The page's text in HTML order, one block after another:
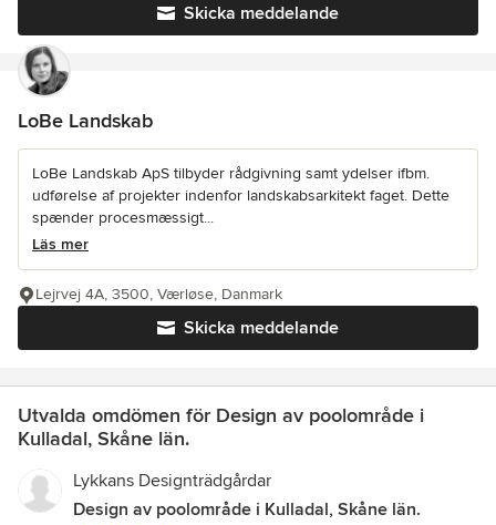
Skicka meddelande
LoBe Landskab
LoBe Landskab ApS tilbyder rådgivning samt ydelser ifbm.
udførelse af projekter indenfor landskabsarkitekt faget. Dette
spænder procesmæssigt...
Läs mer
Skicka meddelande
Lejrvej 4A, 3500, Værløse, Danmark
Utvalda omdömen för Design av poolområde i
Kulladal, Skåne län.
Lykkans Designträdgårdar
Design av poolområde i Kulladal, Skåne län.